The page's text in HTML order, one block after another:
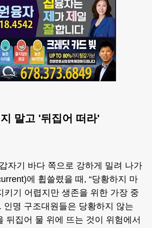
말고 '뒤집어 떠라'
자기 바다 쪽으로 강하게 밀려 나가
에 휩쓸렸을 때, “당황하지 마
키기 어렵지만 생존을 위한 가장 중
인명 구조대원들은 당황하지 않는
뒤집어 물 위에 뜨는 것이 위험에서